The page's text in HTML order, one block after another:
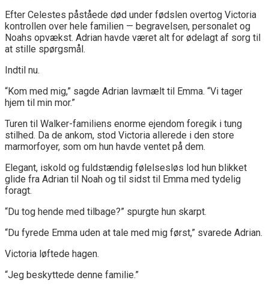
Efter Celestes påståede død under fødslen overtog Victoria
kontrollen over hele familien — begravelsen, personalet og
Noahs opvækst. Adrian havde været alt for ødelagt af sorg til
at stille spørgsmål.
Indtil nu.
“Kom med mig,” sagde Adrian lavmælt til Emma. “Vi tager
hjem til min mor.”
Turen til Walker-familiens enorme ejendom foregik i tung
stilhed. Da de ankom, stod Victoria allerede i den store
marmorfoyer, som om hun havde ventet på dem.
Elegant, iskold og fuldstændig følelsesløs lod hun blikket
glide fra Adrian til Noah og til sidst til Emma med tydelig
foragt.
“Du tog hende med tilbage?” spurgte hun skarpt.
“Du fyrede Emma uden at tale med mig først,” svarede Adrian.
Victoria løftede hagen.
“Jeg beskyttede denne familie.”